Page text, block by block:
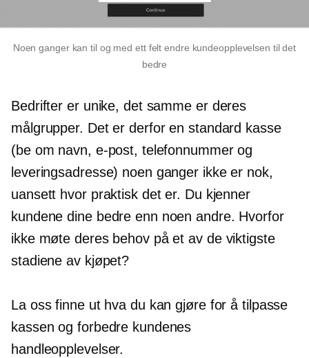
Noen ganger kan til og med ett felt endre kundeopplevelsen til det
bedre
Bedrifter er unike, det samme er deres
målgrupper. Det er derfor en standard kasse
(be om navn, e-post, telefonnummer og
leveringsadresse) noen ganger ikke er nok,
uansett hvor praktisk det er. Du kjenner
kundene dine bedre enn noen andre. Hvorfor
ikke møte deres behov på et av de viktigste
stadiene av kjøpet?
La oss finne ut hva du kan gjøre for å tilpasse
kassen og forbedre kundenes
handleopplevelser.